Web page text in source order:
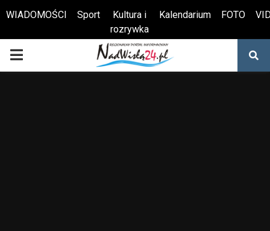
Otwórz pasek narzędzi
WIADOMOŚCI Sport
Kultura i
rozrywka
Kalendarium FOTO
PRIMARY